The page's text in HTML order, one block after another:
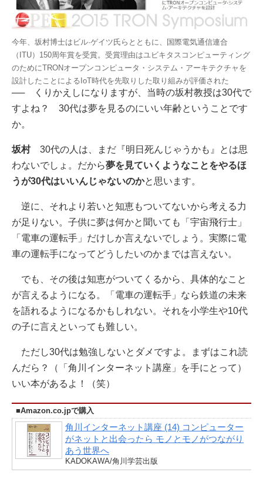
今年、坂村博士はビル·ゲイツ氏らとともに、国際電気通信連合
（ITU）150周年賞を受賞。受賞理由はユビキタスコンピューティング
のためにTRONオープンコンピュータ・システム・アーキテクチャを
設計したことによるIoT時代を先取りした取り組みが評価された
──くりかえしになりますが、当時の坂村教授は30代で
すよね？ 30代は夢を見るのにいい年齢ということです
か。
坂村30代の人は、まだ『明日死んじゃうかも』とは思
わないでしょ。だから夢を見ていくようなことをやるほ
うが30代はいいんじゃないのかと思います。
逆に、それより若いと知恵もついてないから考える力
が足りない。子供に夢は何かと聞いても「宇宙飛行士」
「電車の運転手」だけしか言えないでしょう。実際に電
車の運転手になってどうしたいのかまでは言えない。
でも、その後は知恵がついてくるから、具体的なこと
が言えるようになる。「電車の運転手」なら鉄道の未来
を語れるようになるかもしれない。それを小学生や10代
の子に言えといっても難しい。
ただし30代は勉強しないとダメですよ。まずはこれ読
んだら？（「角川インターネット講座」を手にとって）
いい本があるよ！（笑）
■Amazon.co.jpで購入
角川インターネット講座 (14) コンピューター
がネットと出会ったら モノとモノがつながり
あう世界へ
KADOKAWA/角川学芸出版